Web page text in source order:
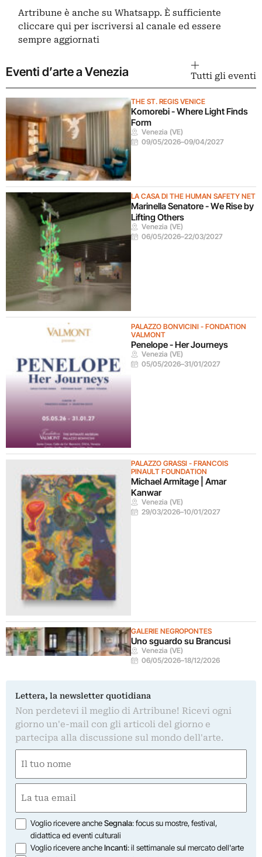
Artribune è anche su Whatsapp. È sufficiente
cliccare qui per iscriversi al canale ed essere
sempre aggiornati
Eventi d’arte a Venezia Tutti gli eventi
THE ST. REGIS VENICE
Komorebi - Where Light Finds
Form
Venezia (VE)
09/05/2026–09/04/2027
LA CASA DI THE HUMAN SAFETY NET
Marinella Senatore - We Rise by
Lifting Others
Venezia (VE)
06/05/2026–22/03/2027
PALAZZO BONVICINI - FONDATION
VALMONT
Penelope - Her Journeys
Venezia (VE)
05/05/2026–31/01/2027
PALAZZO GRASSI - FRANCOIS
PINAULT FOUNDATION
Michael Armitage | Amar
Kanwar
Venezia (VE)
29/03/2026–10/01/2027
GALERIE NEGROPONTES
Uno sguardo su Brancusi
Venezia (VE)
06/05/2026–18/12/2026
Lettera, la newsletter quotidiana
Non perdetevi il meglio di Artribune! Ricevi ogni
giorno un'e-mail con gli articoli del giorno e
partecipa alla discussione sul mondo dell'arte.
(Obbligatorio)
(Obbligatorio)
Opzioni
Voglio ricevere ancheSegnala: focus su mostre, festival,
didattica ed eventi culturali
Voglio ricevere ancheIncanti: il settimanale sul mercato dell'arte